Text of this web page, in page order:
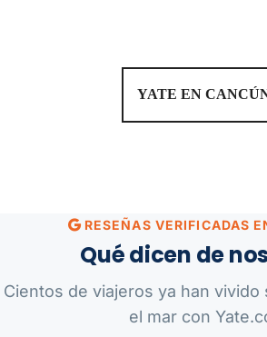
YATE EN
RESEÑAS VERIFICADAS
Qué dicen de
Cientos de viajeros ya han vivido
el mar con